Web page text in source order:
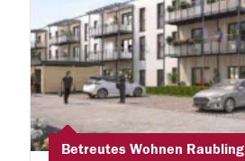
Betreutes Wohnen Raubling